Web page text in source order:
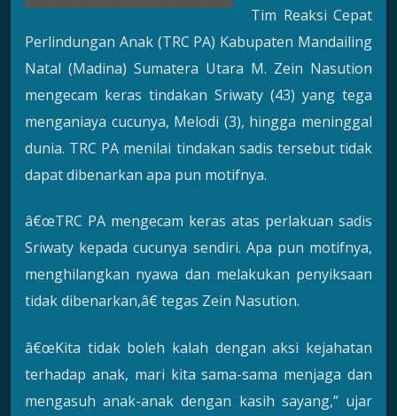
Tim Reaksi Cepat
Perlindungan Anak (TRC PA) Kabupaten Mandailing
Natal (Madina) Sumatera Utara M. Zein Nasution
mengecam keras tindakan Sriwaty (43) yang tega
menganiaya cucunya, Melodi (3), hingga meninggal
dunia. TRC PA menilai tindakan sadis tersebut tidak
dapat dibenarkan apa pun motifnya.
â€œTRC PA mengecam keras atas perlakuan sadis
Sriwaty kepada cucunya sendiri. Apa pun motifnya,
menghilangkan nyawa dan melakukan penyiksaan
tidak dibenarkan,â€ tegas Zein Nasution.
â€œKita tidak boleh kalah dengan aksi kejahatan
terhadap anak, mari kita sama-sama menjaga dan
mengasuh anak-anak dengan kasih sayang,” ujar